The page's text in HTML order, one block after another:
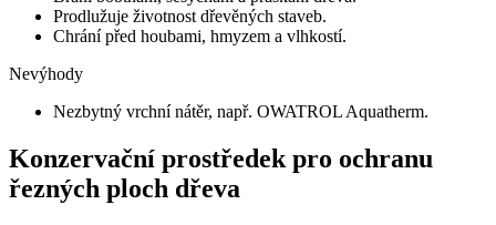
Prodlužuje životnost dřevěných staveb.
Chrání před houbami, hmyzem a vlhkostí.
Nevýhody
Nezbytný vrchní nátěr, např. OWATROL Aquatherm.
Konzervační prostředek pro ochranu
řezných ploch dřeva